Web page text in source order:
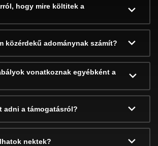
hogy mire költitek a
közérdekű adománynak számít?
vonatkoznak egyébként a
adni a támogatásról?
nektek?